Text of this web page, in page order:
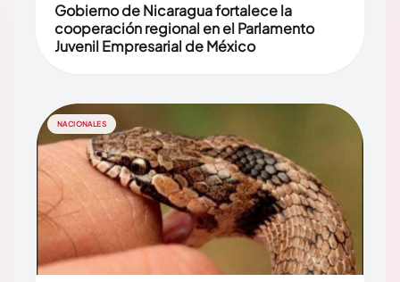
Gobierno de Nicaragua fortalece la
cooperación regional en el Parlamento
Juvenil Empresarial de México
NACIONALES